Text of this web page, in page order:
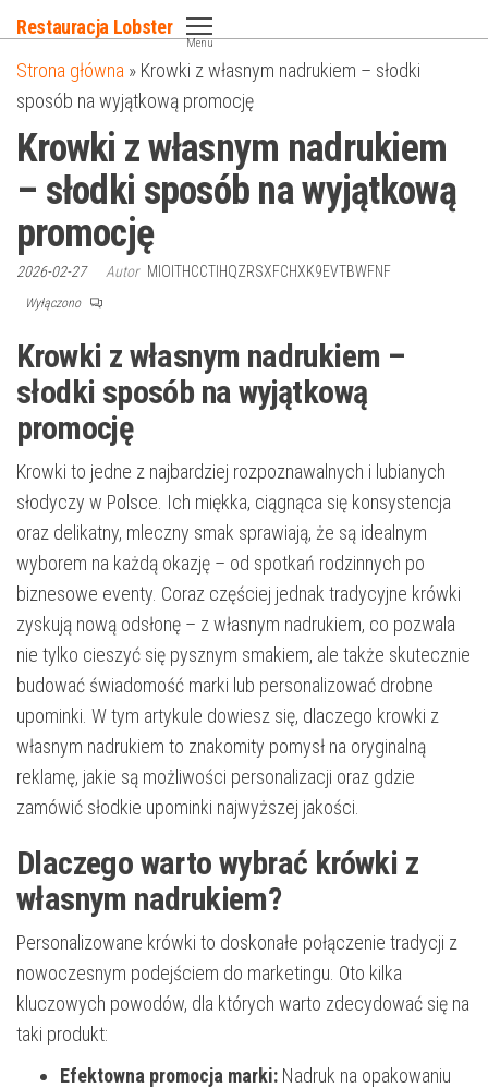
do
treści
Restauracja Lobster
Menu
Strona główna » Krowki z własnym nadrukiem – słodki
sposób na wyjątkową promocję
Krowki z własnym nadrukiem
– słodki sposób na wyjątkową
promocję
2026-02-27 Autor MIOITHCCTIHQZRSXFCHXK9EVTBWFNF
Wyłączono
Krowki z własnym nadrukiem –
słodki sposób na wyjątkową
promocję
Krowki to jedne z najbardziej rozpoznawalnych i lubianych
słodyczy w Polsce. Ich miękka, ciągnąca się konsystencja
oraz delikatny, mleczny smak sprawiają, że są idealnym
wyborem na każdą okazję – od spotkań rodzinnych po
biznesowe eventy. Coraz częściej jednak tradycyjne krówki
zyskują nową odsłonę – z własnym nadrukiem, co pozwala
nie tylko cieszyć się pysznym smakiem, ale także skutecznie
budować świadomość marki lub personalizować drobne
upominki. W tym artykule dowiesz się, dlaczego krowki z
własnym nadrukiem to znakomity pomysł na oryginalną
reklamę, jakie są możliwości personalizacji oraz gdzie
zamówić słodkie upominki najwyższej jakości.
Dlaczego warto wybrać krówki z
własnym nadrukiem?
Personalizowane krówki to doskonałe połączenie tradycji z
nowoczesnym podejściem do marketingu. Oto kilka
kluczowych powodów, dla których warto zdecydować się na
taki produkt:
Efektowna promocja marki: Nadruk na opakowaniu